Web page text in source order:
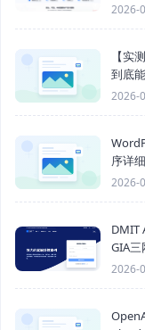
2026-
【实
到底
2026-
序详
2026-
DMIT
GIA
2026-